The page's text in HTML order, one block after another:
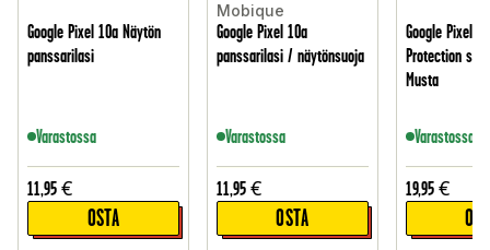
Google Pixel 10a Näytön
panssarilasi
Varastossa
11,95 €
OSTA
Mobique
Google Pixel 10a
panssarilasi / näytönsuoja
Varastossa
11,95 €
OSTA
Google Pixel
Protection
Musta
Varastossa
19,95 €